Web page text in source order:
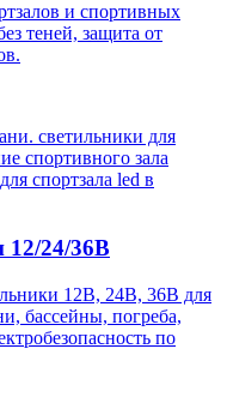
и спортивных
теней, защита от
светильники для
спортивного зала
спортзала led в
12/24/36В
12В, 24В, 36В для
бассейны, погреба,
по